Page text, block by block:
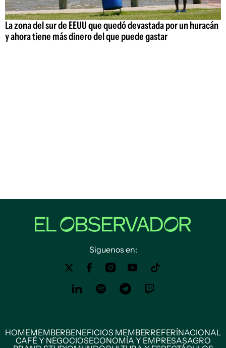
La zona del sur de EEUU que quedó devastada por un huracán
y ahora tiene más dinero del que puede gastar
Siguenos en:
HOMEMEMBERBENEFICIOS MEMBERREFERÍNACIONAL
CAFÉ Y NEGOCIOSECONOMÍA Y EMPRESASAGRO